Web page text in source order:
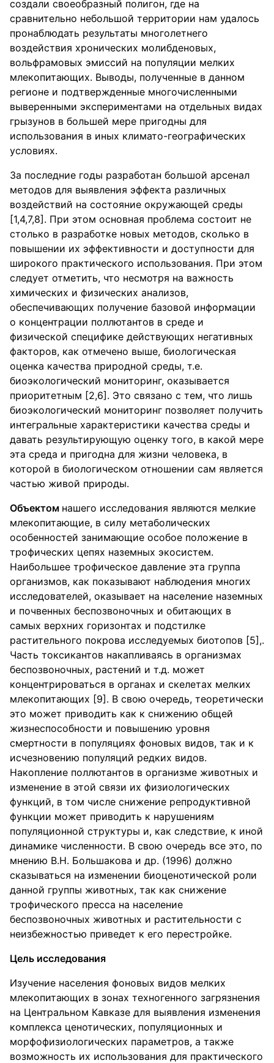
создали своеобразный полигон, где на
сравнительно небольшой территории нам удалось
пронаблюдать результаты многолетнего
воздействия хронических молибденовых,
вольфрамовых эмиссий на популяции мелких
млекопитающих. Выводы, полученные в данном
регионе и подтвержденные многочисленными
выверенными экспериментами на отдельных видах
грызунов в большей мере пригодны для
использования в иных климато-географических
условиях.
За последние годы разработан большой арсенал
методов для выявления эффекта различных
воздействий на состояние окружающей среды
[1,4,7,8]. При этом основная проблема состоит не
столько в разработке новых методов, сколько в
повышении их эффективности и доступности для
широкого практического использования. При этом
следует отметить, что несмотря на важность
химических и физических анализов,
обеспечивающих получение базовой информации
о концентрации поллютантов в среде и
физической специфике действующих негативных
факторов, как отмечено выше, биологическая
оценка качества природной среды, т.е.
биоэкологический мониторинг, оказывается
приоритетным [2,6]. Это связано с тем, что лишь
биоэкологический мониторинг позволяет получить
интегральные характеристики качества среды и
давать результирующую оценку того, в какой мере
эта среда и пригодна для жизни человека, в
которой в биологическом отношении сам является
частью живой природы.
Объектом нашего исследования являются мелкие
млекопитающие, в силу метаболических
особенностей занимающие особое положение в
трофических цепях наземных экосистем.
Наибольшее трофическое давление эта группа
организмов, как показывают наблюдения многих
исследователей, оказывает на население наземных
и почвенных беспозвоночных и обитающих в
самых верхних горизонтах и подстилке
растительного покрова исследуемых биотопов [5],.
Часть токсикантов накапливаясь в организмах
беспозвоночных, растений и т.д. может
концентрироваться в органах и скелетах мелких
млекопитающих [9]. В свою очередь, теоретически
это может приводить как к снижению общей
жизнеспособности и повышению уровня
смертности в популяциях фоновых видов, так и к
исчезновению популяций редких видов.
Накопление поллютантов в организме животных и
изменение в этой связи их физиологических
функций, в том числе снижение репродуктивной
функции может приводить к нарушениям
популяционной структуры и, как следствие, к иной
динамике численности. В свою очередь все это, по
мнению В.Н. Большакова и др. (1996) должно
сказываться на изменении биоценотической роли
данной группы животных, так как снижение
трофического пресса на население
беспозвоночных животных и растительности с
неизбежностью приведет к его перестройке.
Цель исследования
Изучение населения фоновых видов мелких
млекопитающих в зонах техногенного загрязнения
на Центральном Кавказе для выявления изменения
комплекса ценотических, популяционных и
морфофизиологических параметров, а также
возможность их использования для практического